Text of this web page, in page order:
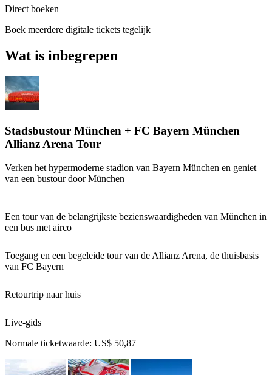
Direct boeken
Boek meerdere digitale tickets tegelijk
Wat is inbegrepen
Stadsbustour München + FC Bayern München
Allianz Arena Tour
Verken het hypermoderne stadion van Bayern München en geniet
van een bustour door München
Een tour van de belangrijkste bezienswaardigheden van München in
een bus met airco
Toegang en een begeleide tour van de Allianz Arena, de thuisbasis
van FC Bayern
Retourtrip naar huis
Live-gids
Normale ticketwaarde: US$ 50,87